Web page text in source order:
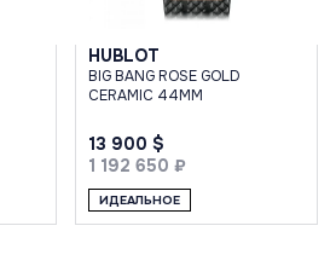
HUBLOT
BIG BANG ROSE GOLD
CERAMIC 44MM
13 900 $
1 192 650 ₽
ИДЕАЛЬНОЕ